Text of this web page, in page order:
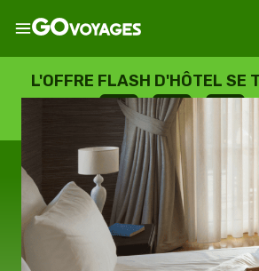
L'OFFRE FLASH D'HÔTEL SE
--
JOURS
: --
HEURES
: